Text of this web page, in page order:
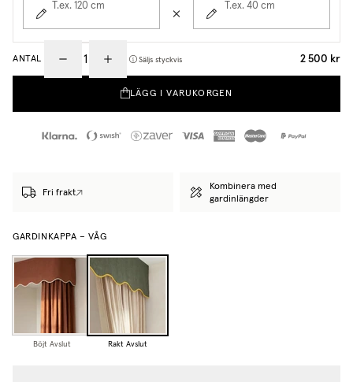
T.ex. 120 cm T.ex. 40 cm
ANTAL Säljs styckvis 2 500 kr
LÄGG I VARUKORGEN
Fri frakt
Kombinera med
gardinlängder
GARDINKAPPA – VÅG
Böjt Avslut Rakt Avslut